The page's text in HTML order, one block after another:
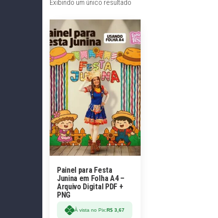
Exibindo um único resultado
Painel para Festa
Junina em Folha A4 –
Arquivo Digital PDF +
PNG
À vista no Pix:R$ 3,67